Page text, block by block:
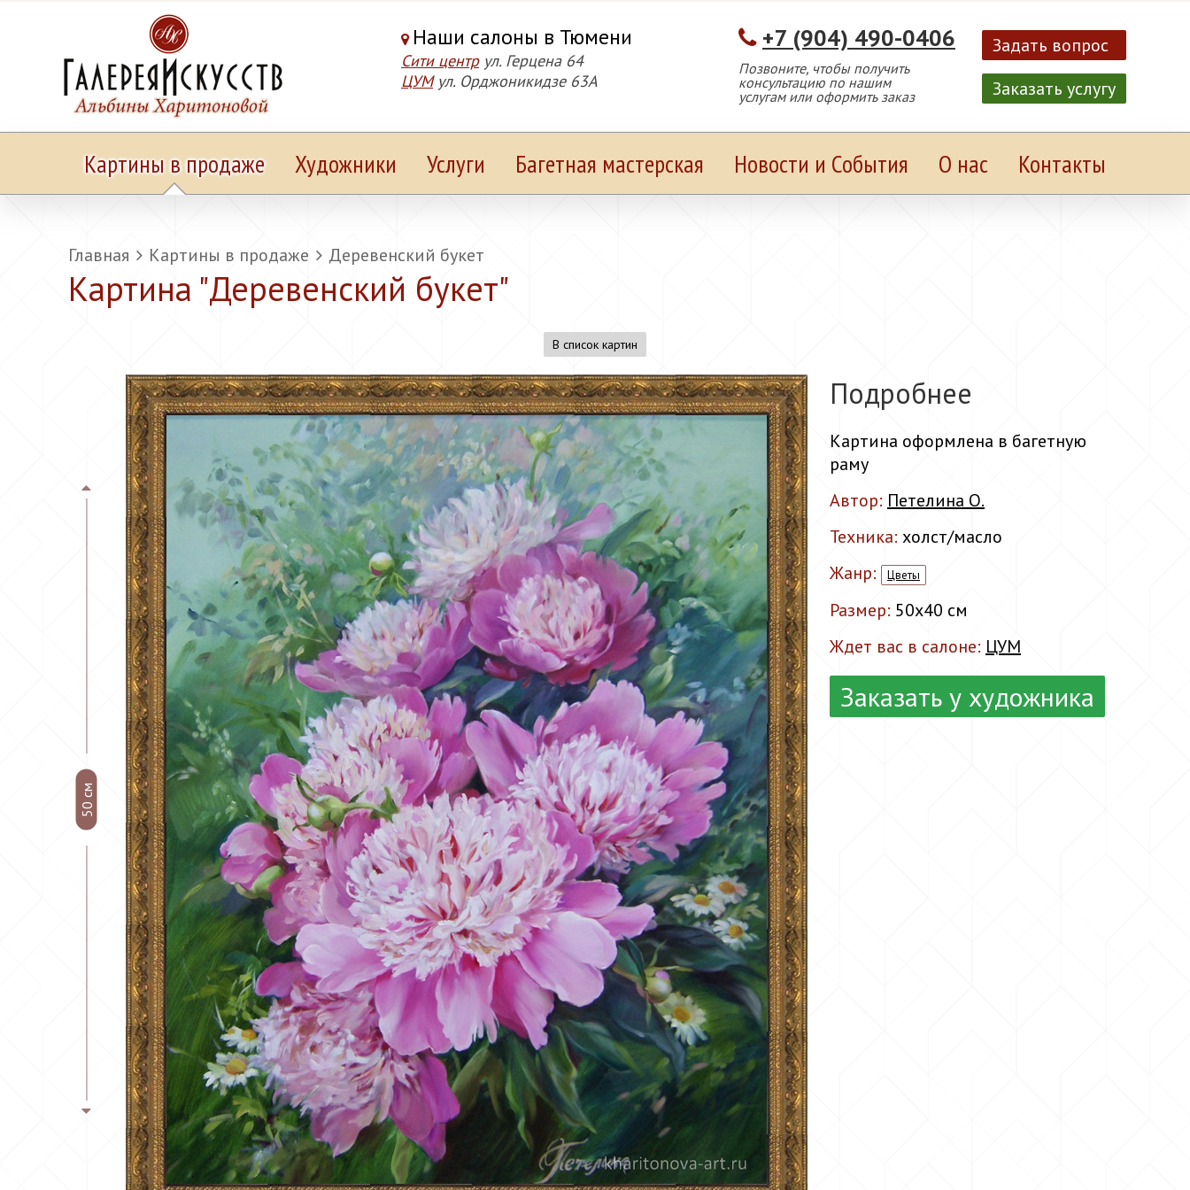
Задать вопрос
Заказать услугу
+7 (904) 490-0406
Позвоните, чтобы получить
консультацию по нашим
услугам или оформить заказ
Наши салоны в Тюмени
Сити центр ул. Герцена 64
ЦУМ ул. Орджоникидзе 63А
Картины в продаже Художники Услуги Багетная мастерская Новости и События О нас Контакты
Главная Картины в продаже Деревенский букет
Картина "Деревенский букет"
В список картин
50 см
Подробнее
Картина оформлена в багетную
раму
Автор: Петелина О.
Техника: холст/масло
Жанр:
Цветы
Размер: 50x40 см
Ждет вас в салоне: ЦУМ
Заказать у художника